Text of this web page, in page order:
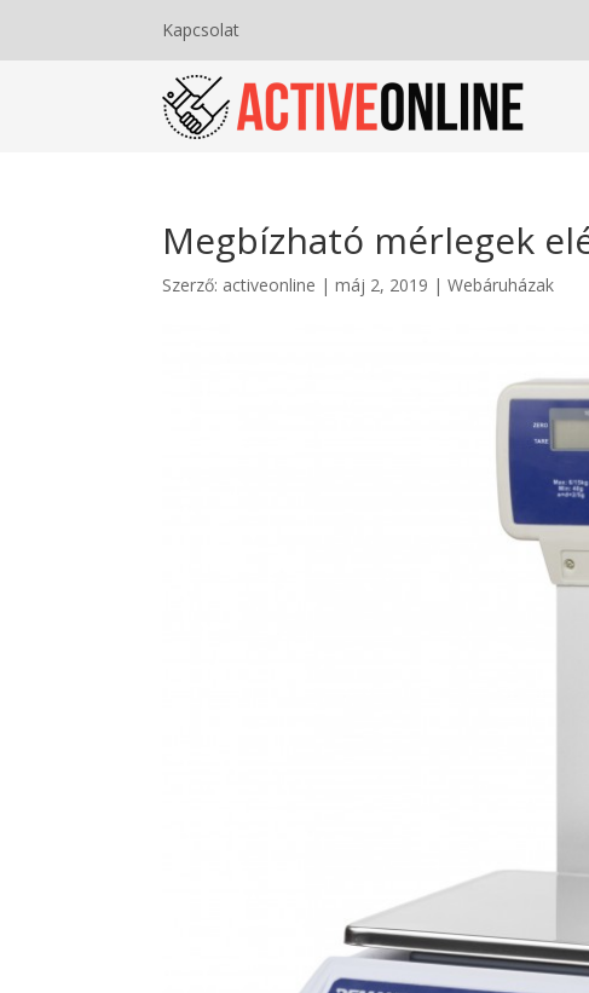
Kapcsolat
Megbízható mérlegek
Szerző: activeonline |máj 2, 2019 |Webáruházak